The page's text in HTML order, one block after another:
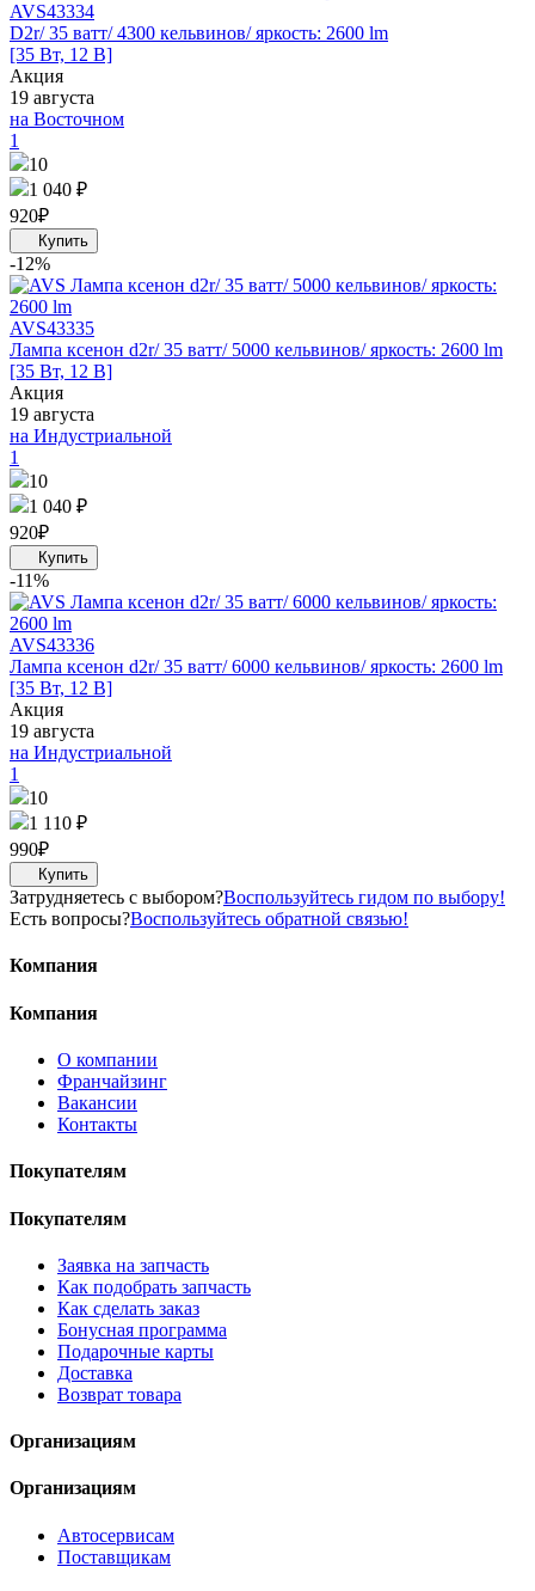
AVS43334
D2r/ 35 ватт/ 4300 кельвинов/ яркость: 2600 lm
[35 Вт, 12 В]
Акция
19 августа
на Восточном
1
10
1 040 ₽
920₽
-12%
AVS43335
Лампа ксенон d2r/ 35 ватт/ 5000 кельвинов/ яркость: 2600 lm
[35 Вт, 12 В]
Акция
19 августа
на Индустриальной
1
10
1 040 ₽
920₽
-11%
AVS43336
Лампа ксенон d2r/ 35 ватт/ 6000 кельвинов/ яркость: 2600 lm
[35 Вт, 12 В]
Акция
19 августа
на Индустриальной
1
10
1 110 ₽
990₽
Затрудняетесь с выбором?Воспользуйтесь гидом по выбору!
Есть вопросы?Воспользуйтесь обратной связью!
Компания
Компания
О компании
Франчайзинг
Вакансии
Контакты
Покупателям
Покупателям
Заявка на запчасть
Как подобрать запчасть
Как сделать заказ
Бонусная программа
Подарочные карты
Доставка
Возврат товара
Организациям
Организациям
Автосервисам
Поставщикам